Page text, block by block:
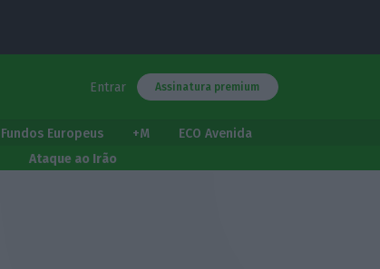
Entrar Assinatura premium
Fundos Europeus +M
ECO Avenida
Ataque ao Irão